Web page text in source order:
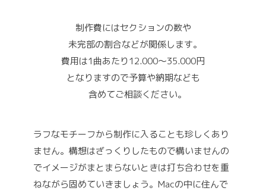
制作費にはセクションの数や
未完部の割合などが関係します。
費用は1曲あたり12.000～35.000円
となりますので予算や納期なども
含めてご相談ください。
ラフなモチーフから制作に入ることも珍しくあり
ません。構想はざっくりしたもので構いませんの
でイメージがまとまらないときは打ち合わせを重
ねながら固めていきましょう。Macの中に住んで